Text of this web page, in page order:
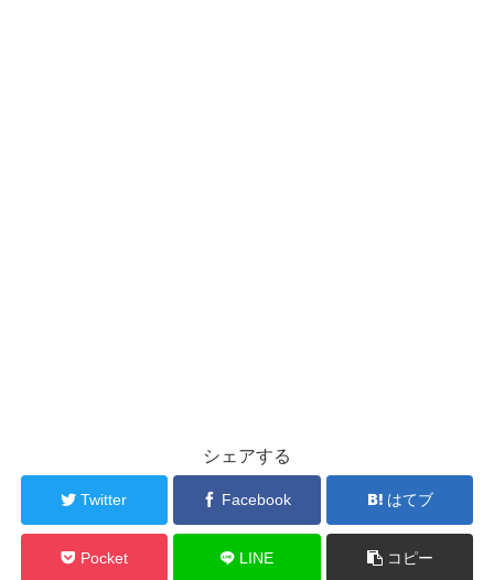
シェアする
Twitter Facebook はてブ
Pocket LINE コピー